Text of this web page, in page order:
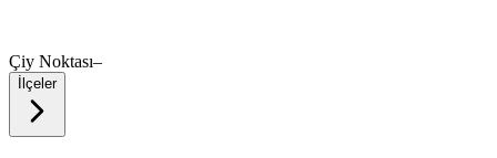
Çiy Noktası–
İlçeler